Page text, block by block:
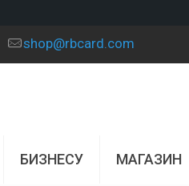
shop@rbcard.com
БИЗНЕСУ МАГАЗИН